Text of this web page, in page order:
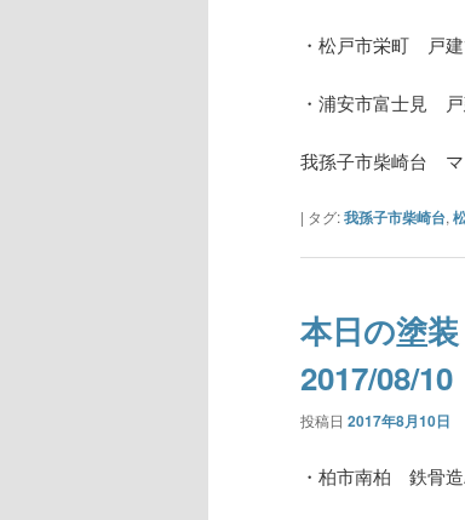
・松戸市栄町 戸
・浦安市富士見
我孫子市柴崎台
| タグ:我孫子市柴崎台,
本日の塗
2017/08/10
投稿日 2017年8月10日
・柏市南柏 鉄骨